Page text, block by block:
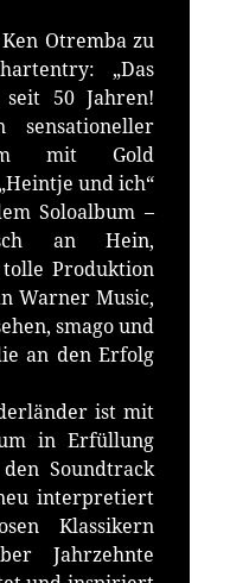
Otremba zu
„Das
50 Jahren!
mit Gold
und ich“
Soloalbum –
an Hein,
Produktion
Warner Music,
smago und
an den Erfolg
ist mit
in Erfüllung
Soundtrack
interpretiert
Klassikern
Jahrzehnte